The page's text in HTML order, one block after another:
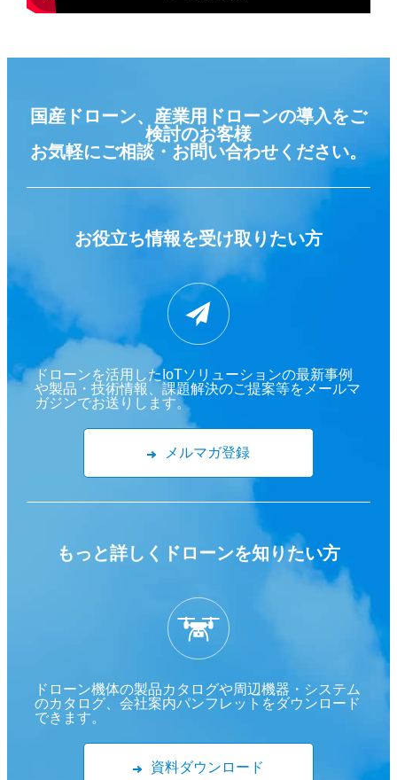
国産ドローン、産業用ドローンの導入をご
検討のお客様
お気軽にご相談・お問い合わせください。
お役立ち情報を受け取りたい方
ドローンを活用したIoTソリューションの最新事例
や製品・技術情報、課題解決のご提案等をメールマ
ガジンでお送りします。
メルマガ登録
もっと詳しくドローンを知りたい方
ドローン機体の製品カタログや周辺機器・システム
のカタログ、会社案内パンフレットをダウンロード
できます。
資料ダウンロード